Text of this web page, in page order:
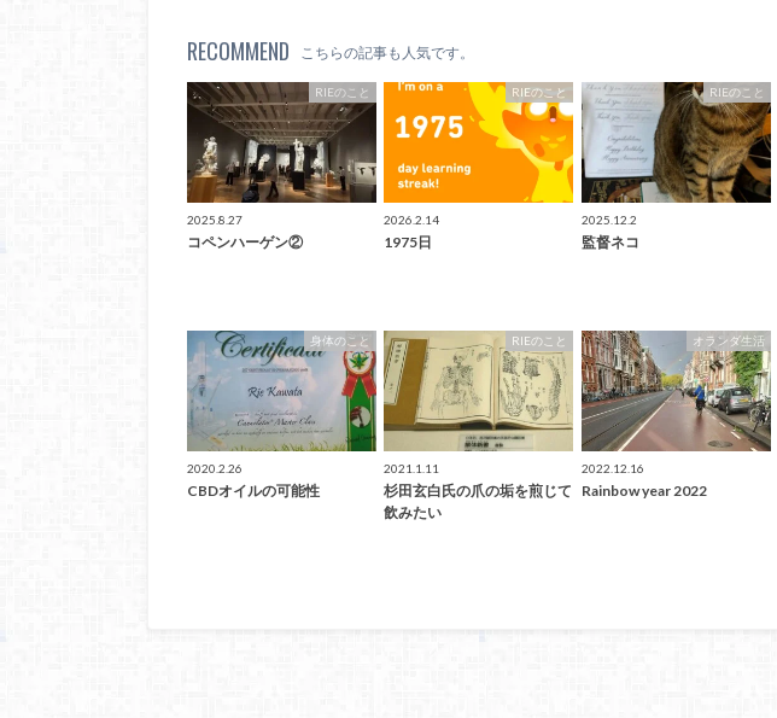
RECOMMEND こちらの記事も人気です。
RIEのこと
2025.8.27
コペンハーゲン②
RIEのこと
2026.2.14
1975日
RIEのこと
2025.12.2
監督ネコ
身体のこと
2020.2.26
CBDオイルの可能性
RIEのこと
2021.1.11
杉田玄白氏の爪の垢を煎じて
飲みたい
オランダ生活
2022.12.16
Rainbow year 2022